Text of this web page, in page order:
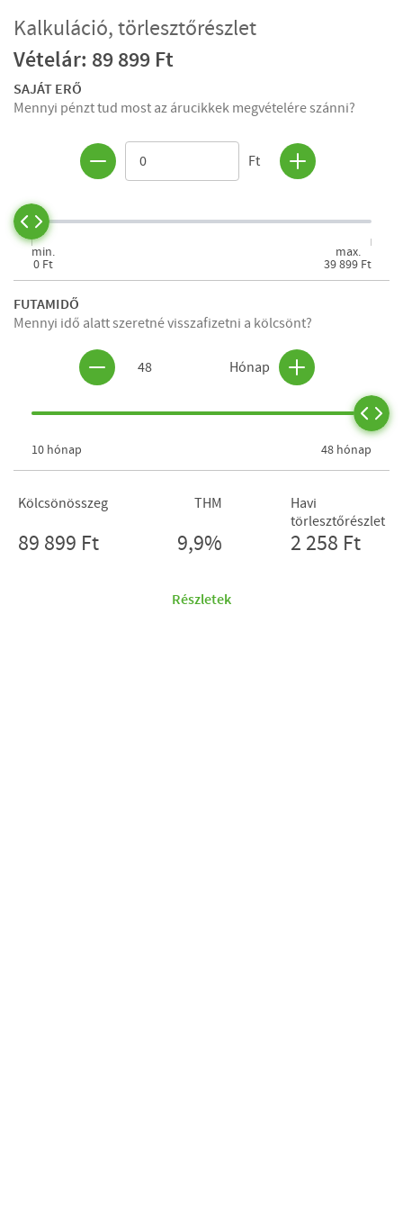
Kalkuláció, törlesztőrészlet
Vételár: 89 899 Ft
SAJÁT ERŐ
Mennyi pénzt tud most az árucikkek megvételére szánni?
Ft
min.
0 Ft
max.
39 899 Ft
FUTAMIDŐ
Mennyi idő alatt szeretné visszafizetni a kölcsönt?
48 Hónap
10 hónap 48 hónap
Kölcsönösszeg
89 899 Ft
THM
9,9%
Havi
törlesztőrészlet
2 258 Ft
Részletek